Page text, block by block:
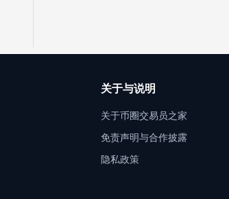
关于与说明
关于币圈交易员之家
免责声明与合作披露
隐私政策